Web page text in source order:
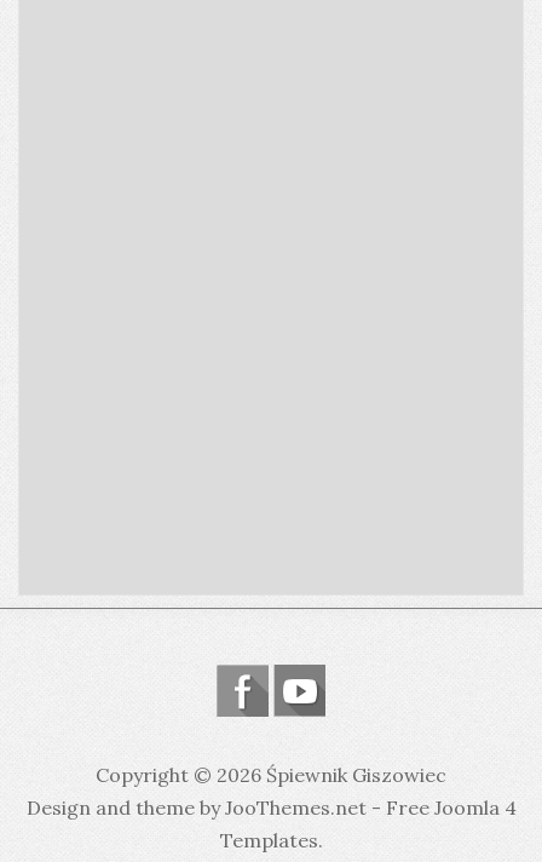
Copyright © 2026 Śpiewnik Giszowiec
Design and theme by JooThemes.net - Free Joomla 4
Templates.